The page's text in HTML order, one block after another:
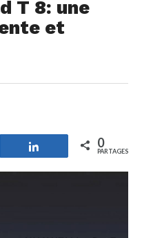
T 8: une
et
Partagez 0
PARTAGES